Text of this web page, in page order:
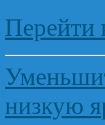
Перейти
низкую